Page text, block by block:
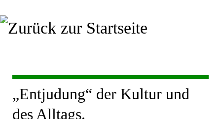
„Entjudung“ der Kultur und
des Alltags.